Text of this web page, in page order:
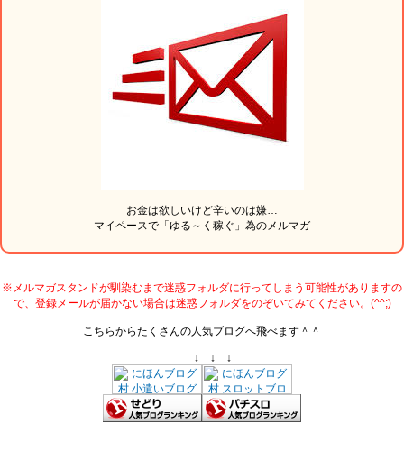
お金は欲しいけど辛いのは嫌…
マイペースで「ゆる～く稼ぐ」為のメルマガ
※メルマガスタンドが馴染むまで迷惑フォルダに行ってしまう可能性がありますの
で、登録メールが届かない場合は迷惑フォルダをのぞいてみてください。(^^;)
こちらからたくさんの人気ブログへ飛べます＾＾
↓ ↓ ↓